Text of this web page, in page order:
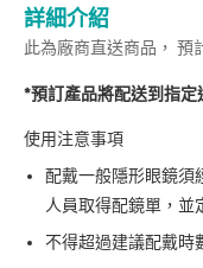
詳細介紹
此為廠商直送商品， 預
*預訂產品將配送到指定
使用注意事項
配戴一般隱形眼鏡須
人員取得配鏡單，並
不得超過建議配戴時